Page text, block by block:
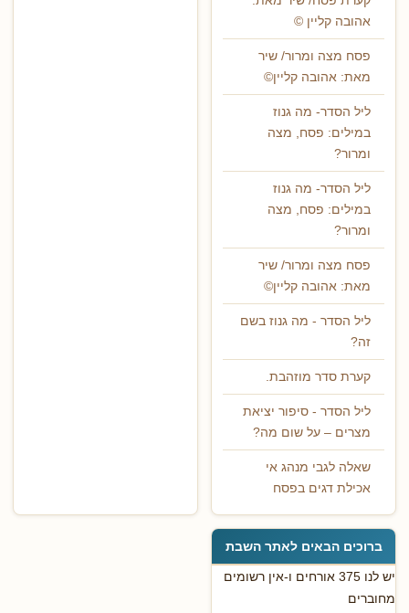
אהובה קליין ©
פסח מצה ומרור/ שיר
מאת: אהובה קליין©
ליל הסדר- מה גנוז
במילים: פסח, מצה
ומרור?
ליל הסדר- מה גנוז
במילים: פסח, מצה
ומרור?
פסח מצה ומרור/ שיר
מאת: אהובה קליין©
ליל הסדר - מה גנוז בשם
זה?
קערת סדר מוזהבת.
ליל הסדר - סיפור יציאת
מצרים – על שום מה?
שאלה לגבי מנהג אי
אכילת דגים בפסח
ברוכים הבאים לאתר השבת
יש לנו 375 אורחים ו-אין רשומים
מחוברים